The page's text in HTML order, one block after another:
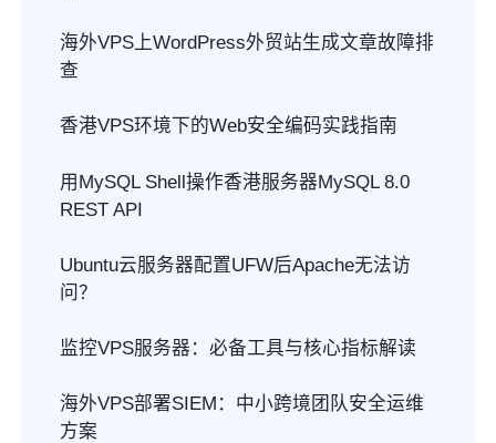
海外VPS上WordPress外贸站生成文章故障排
查
香港VPS环境下的Web安全编码实践指南
用MySQL Shell操作香港服务器MySQL 8.0
REST API
Ubuntu云服务器配置UFW后Apache无法访
问？
监控VPS服务器：必备工具与核心指标解读
海外VPS部署SIEM：中小跨境团队安全运维
方案